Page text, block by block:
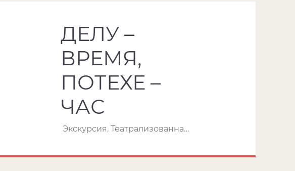
ДЕЛУ –
ВРЕМЯ,
ПОТЕХЕ –
ЧАС
Экскурсия, Театрализованная программа